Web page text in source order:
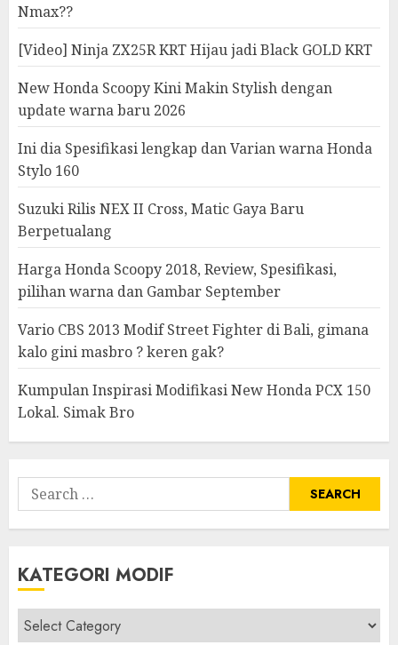
Nmax??
[Video] Ninja ZX25R KRT Hijau jadi Black GOLD KRT
New Honda Scoopy Kini Makin Stylish dengan
update warna baru 2026
Ini dia Spesifikasi lengkap dan Varian warna Honda
Stylo 160
Suzuki Rilis NEX II Cross, Matic Gaya Baru
Berpetualang
Harga Honda Scoopy 2018, Review, Spesifikasi,
pilihan warna dan Gambar September
Vario CBS 2013 Modif Street Fighter di Bali, gimana
kalo gini masbro ? keren gak?
Kumpulan Inspirasi Modifikasi New Honda PCX 150
Lokal. Simak Bro
Search
for:
KATEGORI MODIF
Kategori